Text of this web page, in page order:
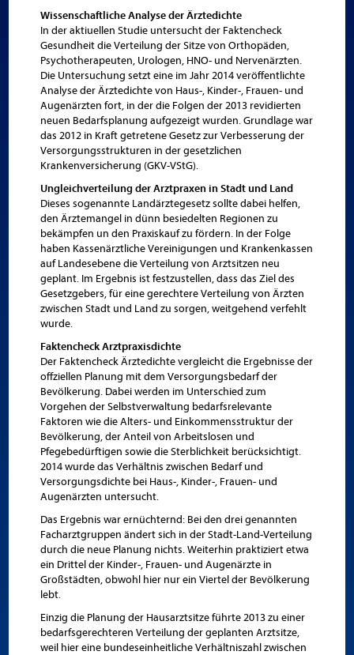
Wissenschaftliche Analyse der Ärztedichte
In der aktiuellen Studie untersucht der Faktencheck
Gesundheit die Verteilung der Sitze von Orthopäden,
Psychotherapeuten, Urologen, HNO- und Nervenärzten.
Die Untersuchung setzt eine im Jahr 2014 veröffentlichte
Analyse der Ärztedichte von Haus-, Kinder-, Frauen- und
Augenärzten fort, in der die Folgen der 2013 revidierten
neuen Bedarfsplanung aufgezeigt wurden. Grundlage war
das 2012 in Kraft getretene Gesetz zur Verbesserung der
Versorgungsstrukturen in der gesetzlichen
Krankenversicherung (GKV-VStG).
Ungleichverteilung der Arztpraxen in Stadt und Land
Dieses sogenannte Landärztegesetz sollte dabei helfen,
den Ärztemangel in dünn besiedelten Regionen zu
bekämpfen un den Praxiskauf zu fördern. In der Folge
haben Kassenärztliche Vereinigungen und Krankenkassen
auf Landesebene die Verteilung von Arztsitzen neu
geplant. Im Ergebnis ist festzustellen, dass das Ziel des
Gesetzgebers, für eine gerechtere Verteilung von Ärzten
zwischen Stadt und Land zu sorgen, weitgehend verfehlt
wurde.
Faktencheck Arztpraxisdichte
Der Faktencheck Ärztedichte vergleicht die Ergebnisse der
offziellen Planung mit dem Versorgungsbedarf der
Bevölkerung. Dabei werden im Unterschied zum
Vorgehen der Selbstverwaltung bedarfsrelevante
Faktoren wie die Alters- und Einkommensstruktur der
Bevölkerung, der Anteil von Arbeitslosen und
Pfegebedürftigen sowie die Sterblichkeit berücksichtigt.
2014 wurde das Verhältnis zwischen Bedarf und
Versorgungsdichte bei Haus-, Kinder-, Frauen- und
Augenärzten untersucht.
Das Ergebnis war ernüchternd: Bei den drei genannten
Facharztgruppen ändert sich in der Stadt-Land-Verteilung
durch die neue Planung nichts. Weiterhin praktiziert etwa
ein Drittel der Kinder-, Frauen- und Augenärzte in
Großstädten, obwohl hier nur ein Viertel der Bevölkerung
lebt.
Einzig die Planung der Hausarztsitze führte 2013 zu einer
bedarfsgerechteren Verteilung der geplanten Arztsitze,
weil hier eine bundeseinheitliche Verhältniszahl zwischen